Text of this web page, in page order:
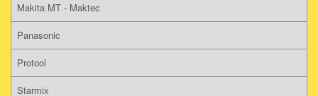
Makita MT - Maktec
Panasonic
Protool
Starmix